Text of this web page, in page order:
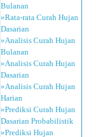
Bulanan
»Rata-rata Curah Hujan
Dasarian
»Analisis Curah Hujan
Bulanan
»Analisis Curah Hujan
Dasarian
»Analisis Curah Hujan
Harian
»Prediksi Curah Hujan
Dasarian Probabilistik
»Prediksi Hujan